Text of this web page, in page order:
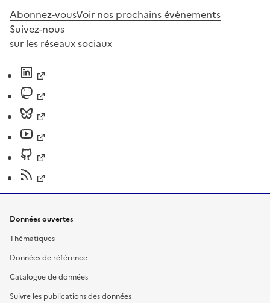
Abonnez-vousVoir nos prochains évènements
Suivez-nous
sur les réseaux sociaux
Données ouvertes
Thématiques
Données de référence
Catalogue de données
Suivre les publications des données